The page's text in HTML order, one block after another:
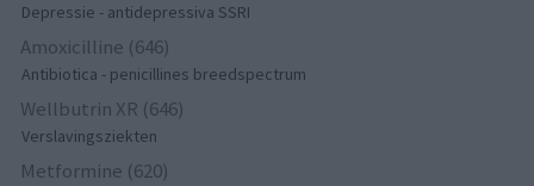
Depressie - antidepressiva SSRI
Amoxicilline (646)
Antibiotica - penicillines breedspectrum
Wellbutrin XR (646)
Verslavingsziekten
Metformine (620)